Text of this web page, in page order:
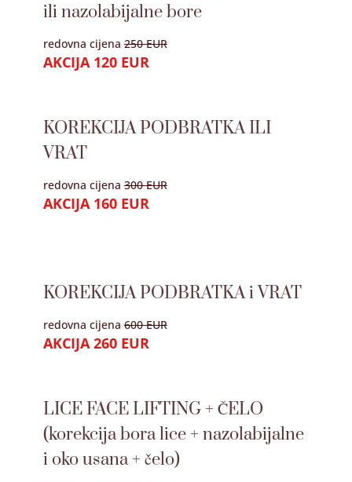
ili nazolabijalne bore
redovna cijena250 EUR
AKCIJA 120 EUR
KOREKCIJA PODBRATKA ILI
VRAT
redovna cijena300 EUR
AKCIJA 160 EUR
KOREKCIJA PODBRATKA i VRAT
redovna cijena600 EUR
AKCIJA 260 EUR
LICE FACE LIFTING + ČELO
(korekcija bora lice + nazolabijalne
i oko usana + čelo)